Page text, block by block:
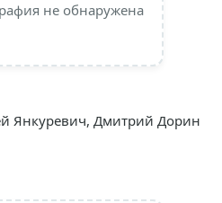
не обнаружена
Янкуревич, Дмитрий Дорин